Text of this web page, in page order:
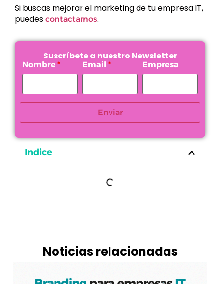
Si buscas mejorar el marketing de tu empresa IT,
puedes contactarnos.
Suscríbete a nuestro Newsletter
Nombre Email Empresa
Enviar
Indice
Noticias relacionadas